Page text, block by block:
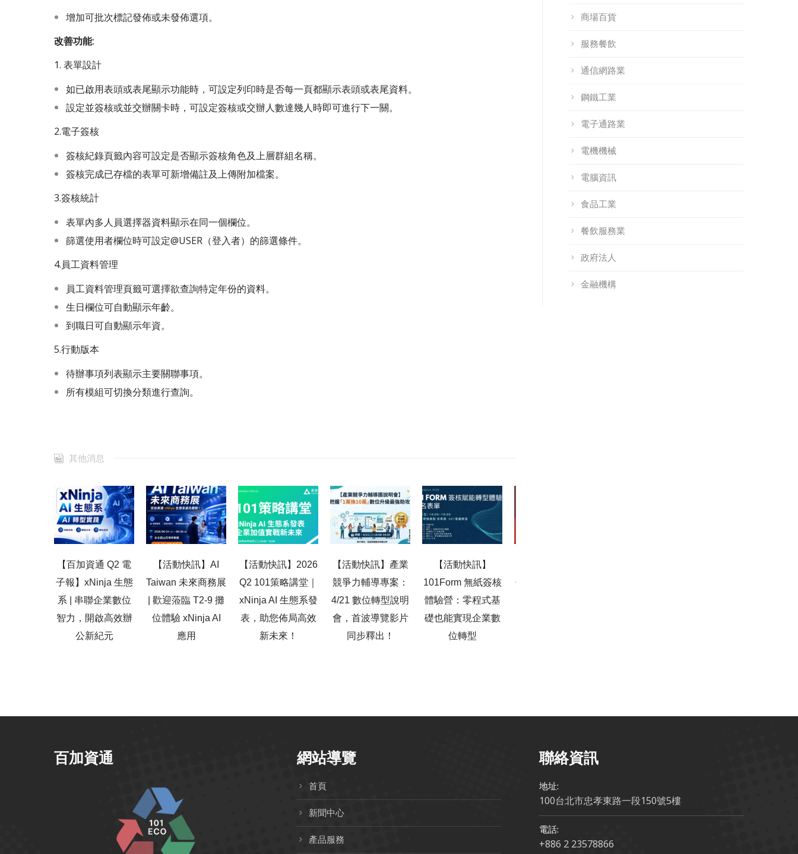
增加可批次標記發佈或未發佈選項。
改善功能:
1. 表單設計
如已啟用表頭或表尾顯示功能時，可設定列印時是否每一頁都顯示表頭或表尾資料。
設定並簽核或並交辦關卡時，可設定簽核或交辦人數達幾人時即可進行下一關。
2.電子簽核
簽核紀錄頁籤內容可設定是否顯示簽核角色及上層群組名稱。
簽核完成已存檔的表單可新增備註及上傳附加檔案。
3.簽核統計
表單內多人員選擇器資料顯示在同一個欄位。
篩選使用者欄位時可設定@USER（登入者）的篩選條件。
4.員工資料管理
員工資料管理頁籤可選擇欲查詢特定年份的資料。
生日欄位可自動顯示年齡。
到職日可自動顯示年資。
5.行動版本
待辦事項列表顯示主要關聯事項。
所有模組可切換分類進行查詢。
其他消息
【百加資通 Q2 電
子報】xNinja 生態
系 | 串聯企業數位
智力，開啟高效辦
公新紀元
【活動快訊】AI
Taiwan 未來商務展
| 歡迎蒞臨 T2-9 攤
位體驗 xNinja AI
應用
【活動快訊】2026
Q2 101策略講堂｜
xNinja AI 生態系發
表，助您佈局高效
新未來！
【活動快訊】產業
競爭力輔導專案：
4/21 數位轉型說明
會，首波導覽影片
同步釋出！
【活動快訊】
101Form 無紙簽核
體驗營：零程式基
礎也能實現企業數
位轉型
子報】2026馬到成
商場百貨
服務餐飲
通信網路業
鋼鐵工業
電子通路業
電機機械
電腦資訊
食品工業
餐飲服務業
政府法人
金融機構
百加資通 網站導覽
首頁
新聞中心
產品服務
聯絡資訊
地址:
100台北市忠孝東路一段150號5樓
電話:
+886 2 23578866